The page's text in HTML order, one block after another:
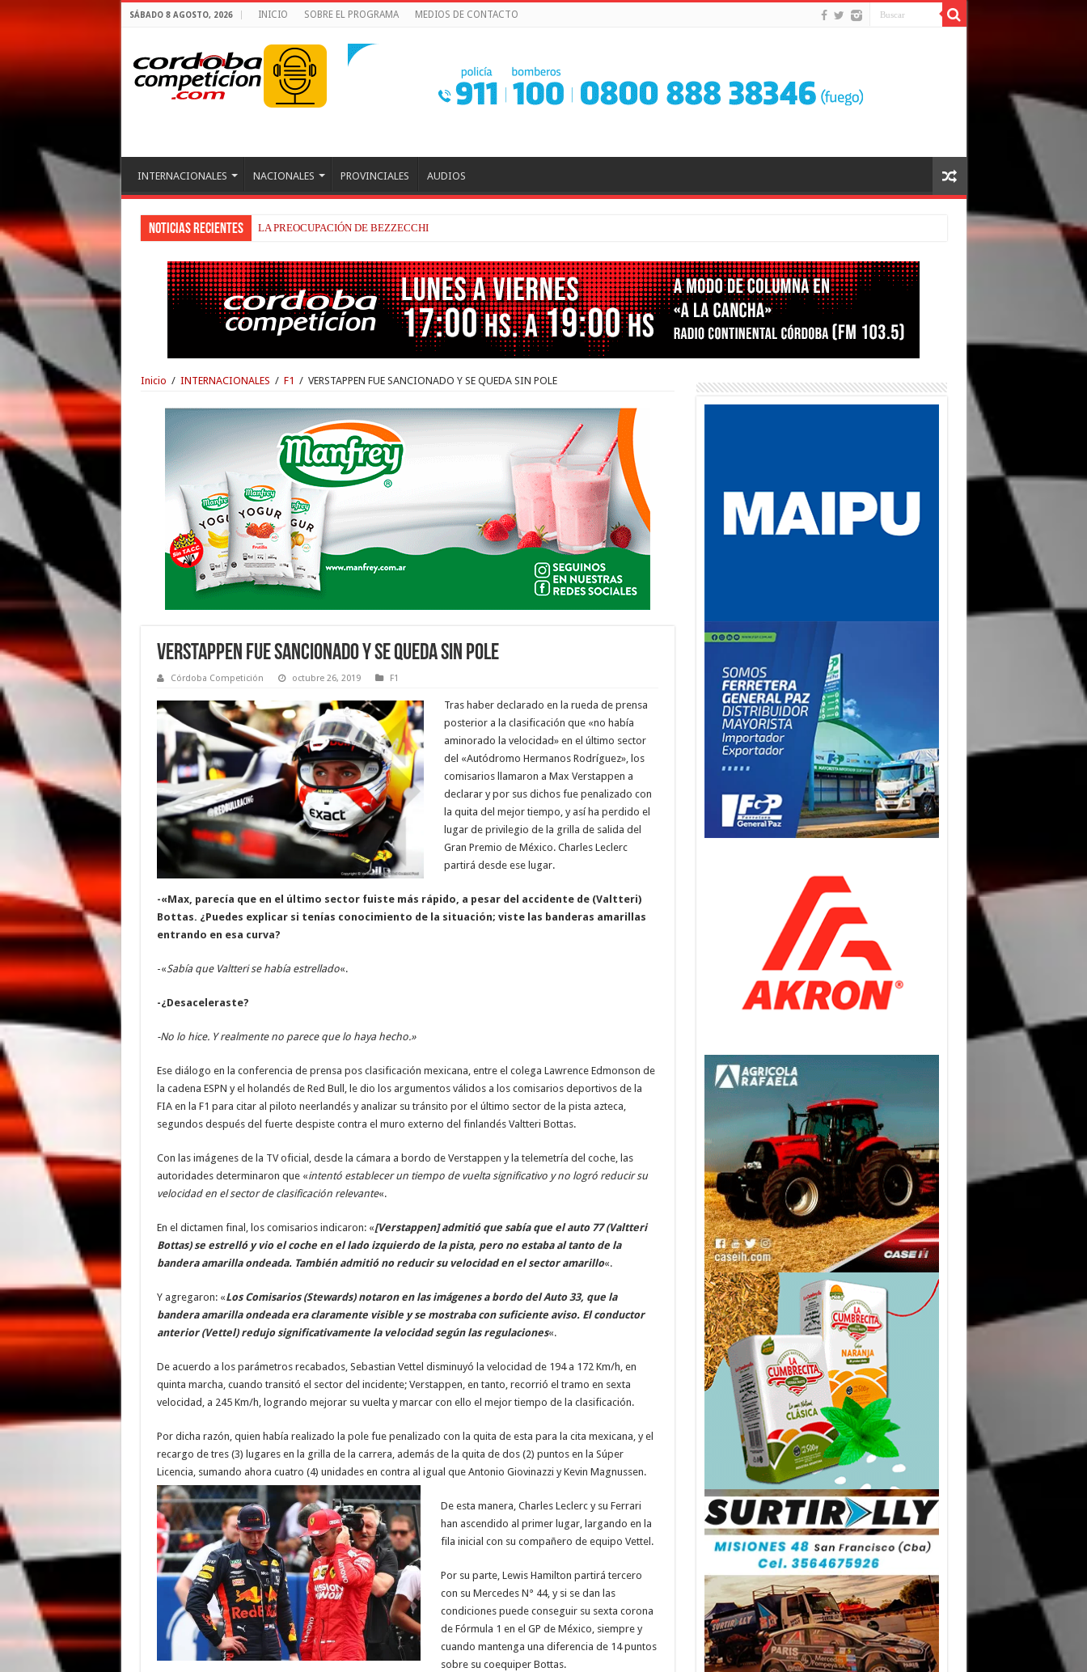
SÁBADO 8 AGOSTO, 2026 INICIO SOBRE EL PROGRAMA MEDIOS DE CONTACTO
INTERNACIONALES NACIONALES PROVINCIALES AUDIOS
Noticias recientes BEZZECCHI, RECUPERADO Y VELOZ
Inicio / INTERNACIONALES / F1 / VERSTAPPEN FUE SANCIONADO Y SE QUEDA SIN POLE
VERSTAPPEN FUE SANCIONADO Y SE QUEDA SIN POLE
Córdoba Competición octubre 26, 2019 F1
Tras haber declarado en la rueda de prensa
posterior a la clasificación que «no había
aminorado la velocidad» en el último sector
del «Autódromo Hermanos Rodríguez», los
comisarios llamaron a Max Verstappen a
declarar y por sus dichos fue penalizado con
la quita del mejor tiempo, y así ha perdido el
lugar de privilegio de la grilla de salida del
Gran Premio de México. Charles Leclerc
partirá desde ese lugar.
-«Max, parecía que en el último sector fuiste más rápido, a pesar del accidente de (Valtteri)
Bottas. ¿Puedes explicar si tenías conocimiento de la situación; viste las banderas amarillas
entrando en esa curva?
-«Sabía que Valtteri se había estrellado«.
-¿Desaceleraste?
-No lo hice. Y realmente no parece que lo haya hecho.»
Ese diálogo en la conferencia de prensa pos clasificación mexicana, entre el colega Lawrence Edmonson de
la cadena ESPN y el holandés de Red Bull, le dio los argumentos válidos a los comisarios deportivos de la
FIA en la F1 para citar al piloto neerlandés y analizar su tránsito por el último sector de la pista azteca,
segundos después del fuerte despiste contra el muro externo del finlandés Valtteri Bottas.
Con las imágenes de la TV oficial, desde la cámara a bordo de Verstappen y la telemetría del coche, las
autoridades determinaron que «intentó establecer un tiempo de vuelta significativo y no logró reducir su
velocidad en el sector de clasificación relevante«.
En el dictamen final, los comisarios indicaron: «[Verstappen] admitió que sabía que el auto 77 (Valtteri
Bottas) se estrelló y vio el coche en el lado izquierdo de la pista, pero no estaba al tanto de la
bandera amarilla ondeada. También admitió no reducir su velocidad en el sector amarillo«.
Y agregaron: «Los Comisarios (Stewards) notaron en las imágenes a bordo del Auto 33, que la
bandera amarilla ondeada era claramente visible y se mostraba con suficiente aviso. El conductor
anterior (Vettel) redujo significativamente la velocidad según las regulaciones«.
De acuerdo a los parámetros recabados, Sebastian Vettel disminuyó la velocidad de 194 a 172 Km/h, en
quinta marcha, cuando transitó el sector del incidente; Verstappen, en tanto, recorrió el tramo en sexta
velocidad, a 245 Km/h, logrando mejorar su vuelta y marcar con ello el mejor tiempo de la clasificación.
Por dicha razón, quien había realizado la pole fue penalizado con la quita de esta para la cita mexicana, y el
recargo de tres (3) lugares en la grilla de la carrera, además de la quita de dos (2) puntos en la Súper
Licencia, sumando ahora cuatro (4) unidades en contra al igual que Antonio Giovinazzi y Kevin Magnussen.
De esta manera, Charles Leclerc y su Ferrari
han ascendido al primer lugar, largando en la
fila inicial con su compañero de equipo Vettel.
Por su parte, Lewis Hamilton partirá tercero
con su Mercedes N° 44, y si se dan las
condiciones puede conseguir su sexta corona
de Fórmula 1 en el GP de México, siempre y
cuando mantenga una diferencia de 14 puntos
sobre su coequiper Bottas.